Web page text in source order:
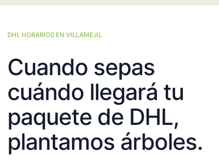
DHL HORARIOS EN VILLAMEJIL
Cuando sepas
cuándo llegará tu
paquete de DHL,
plantamos árboles.